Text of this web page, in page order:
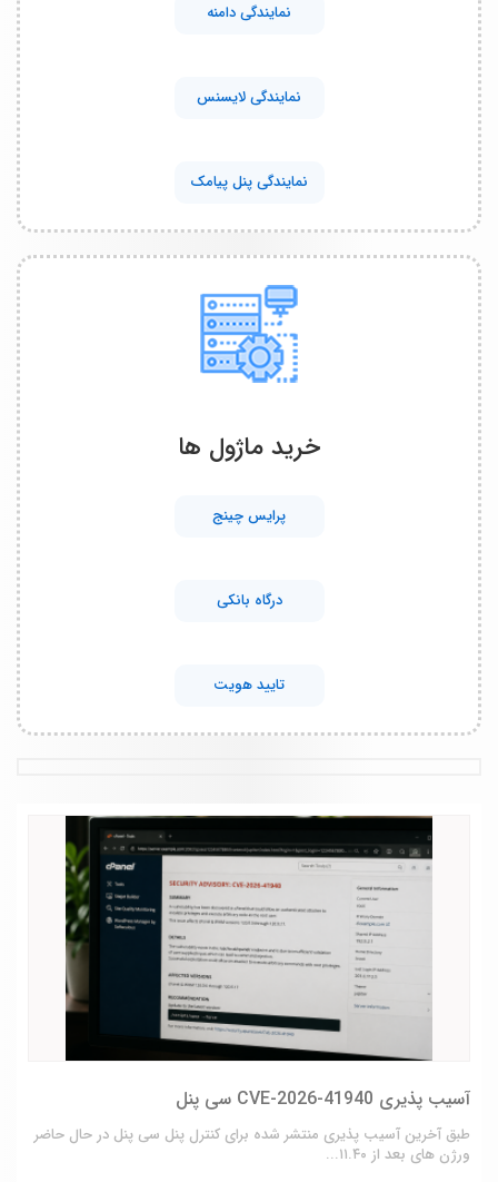
نمایندگی دامنه
نمایندگی لایسنس
نمایندگی پنل پیامک
خرید ماژول ها
پرایس چینج
درگاه بانکی
تایید هویت
آسیب پذیری CVE-2026-41940 سی پنل
طبق آخرین آسیب پذیری منتشر شده برای کنترل پنل سی پنل در حال حاضر
ورژن های بعد از ۱۱.۴۰...